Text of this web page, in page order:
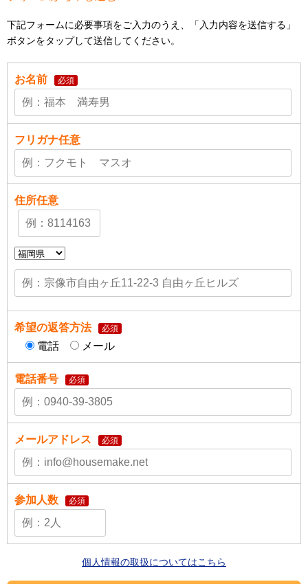
下記フォームに必要事項をご入力のうえ、「入力内容を送信する」
ボタンをタップして送信してください。
お名前 必須
フリガナ任意
住所任意
希望の返答方法 必須
電話 メール
電話番号 必須
メールアドレス 必須
参加人数 必須
個人情報の取扱についてはこちら